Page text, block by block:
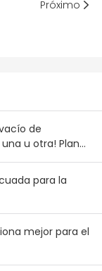
Próximo
de
u otra! Plan
australianos
para la
mejor para el